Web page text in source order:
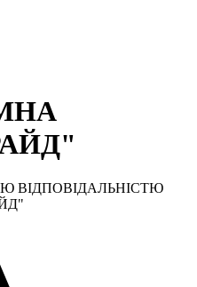
ВІДПОВІДАЛЬНІСТЮ